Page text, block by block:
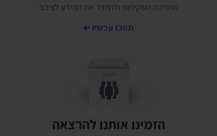
מהפיכת השקיפות ולהחזיר את המידע לציבור
תמכו עכשיו
הזמינו אותנו להרצאה